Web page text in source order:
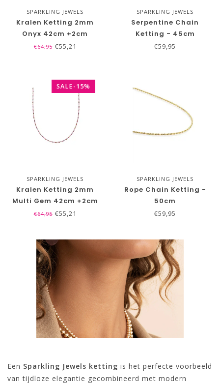
SPARKLING JEWELS
Kralen Ketting 2mm
Onyx 42cm +2cm
€64,95€55,21
SPARKLING JEWELS
Serpentine Chain
Ketting - 45cm
€59,95
SALE-15%
SPARKLING JEWELS
Kralen Ketting 2mm
Multi Gem 42cm +2cm
€64,95€55,21
SPARKLING JEWELS
Rope Chain Ketting -
50cm
€59,95
Een Sparkling Jewels ketting is het perfecte voorbeeld
van tijdloze elegantie gecombineerd met modern